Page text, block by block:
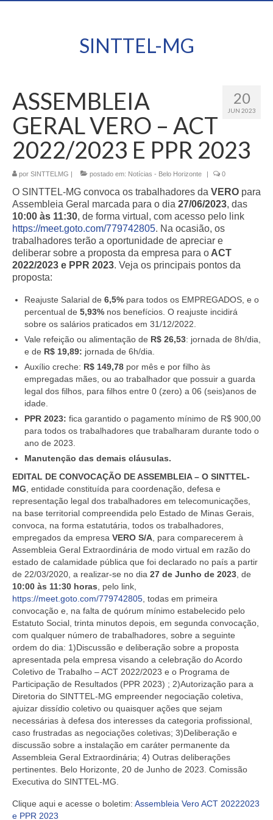
SINTTEL-MG
20
JUN 2023
ASSEMBLEIA
GERAL VERO – ACT
2022/2023 E PPR 2023
por SINTTELMG | postado em: Notícias - Belo Horizonte | 0
O SINTTEL-MG convoca os trabalhadores da VERO para
Assembleia Geral marcada para o dia 27/06/2023, das
10:00 às 11:30, de forma virtual, com acesso pelo link
https://meet.goto.com/779742805. Na ocasião, os
trabalhadores terão a oportunidade de apreciar e
deliberar sobre a proposta da empresa para o ACT
2022/2023 e PPR 2023. Veja os principais pontos da
proposta:
Reajuste Salarial de 6,5% para todos os EMPREGADOS, e o
percentual de 5,93% nos benefícios. O reajuste incidirá
sobre os salários praticados em 31/12/2022.
Vale refeição ou alimentação de R$ 26,53: jornada de 8h/dia,
e de R$ 19,89: jornada de 6h/dia.
Auxílio creche: R$ 149,78 por mês e por filho às
empregadas mães, ou ao trabalhador que possuir a guarda
legal dos filhos, para filhos entre 0 (zero) a 06 (seis)anos de
idade.
PPR 2023: fica garantido o pagamento mínimo de R$ 900,00
para todos os trabalhadores que trabalharam durante todo o
ano de 2023.
Manutenção das demais cláusulas.
EDITAL DE CONVOCAÇÃO DE ASSEMBLEIA – O SINTTEL-
MG , entidade constituída para coordenação, defesa e
representação legal dos trabalhadores em telecomunicações,
na base territorial compreendida pelo Estado de Minas Gerais,
convoca, na forma estatutária, todos os trabalhadores,
empregados da empresa VERO S/A , para comparecerem à
Assembleia Geral Extraordinária de modo virtual em razão do
estado de calamidade pública que foi declarado no país a partir
de 22/03/2020, a realizar-se no dia 27 de Junho de 2023 , de
10:00 às 11:30 horas , pelo link,
https://meet.goto.com/779742805 , todas em primeira
convocação e, na falta de quórum mínimo estabelecido pelo
Estatuto Social, trinta minutos depois, em segunda convocação,
com qualquer número de trabalhadores, sobre a seguinte
ordem do dia: 1)Discussão e deliberação sobre a proposta
apresentada pela empresa visando a celebração do Acordo
Coletivo de Trabalho – ACT 2022/2023 e o Programa de
Participação de Resultados (PPR 2023) ; 2)Autorização para a
Diretoria do SINTTEL-MG empreender negociação coletiva,
ajuizar dissídio coletivo ou quaisquer ações que sejam
necessárias à defesa dos interesses da categoria profissional,
caso frustradas as negociações coletivas; 3)Deliberação e
discussão sobre a instalação em caráter permanente da
Assembleia Geral Extraordinária; 4) Outras deliberações
pertinentes. Belo Horizonte, 20 de Junho de 2023. Comissão
Executiva do SINTTEL-MG.
Clique aqui e acesse o boletim: Assembleia Vero ACT 20222023
e PPR 2023